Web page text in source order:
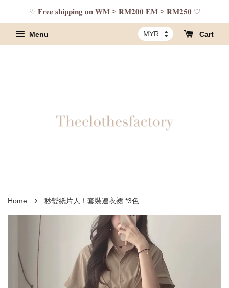
♡ 𝐅𝐫𝐞𝐞 𝐬𝐡𝐢𝐩𝐩𝐢𝐧𝐠 𝐨𝐧 𝐖𝐌 > 𝐑𝐌𝟐𝟎𝟎 𝐄𝐌 > 𝐑𝐌𝟐𝟓𝟎 ♡
Menu Cart
Home › 秒變紙片人！套裝連衣裙 *3色